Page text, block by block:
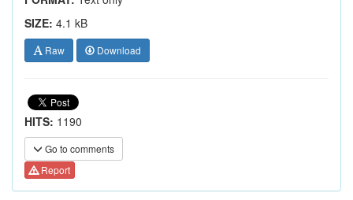
SIZE: 4.1 kB
Raw Download
HITS: 1190
Go to comments
Report